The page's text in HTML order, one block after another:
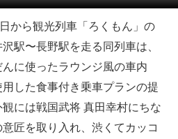
ド
から観光列車「ろくもん」の
駅〜長野駅を走る同列車は、
に使ったラウンジ風の車内
した食事付き乗車プランの提
には戦国武将 真田幸村にちな
匠を取り入れ、渋くてカッコ